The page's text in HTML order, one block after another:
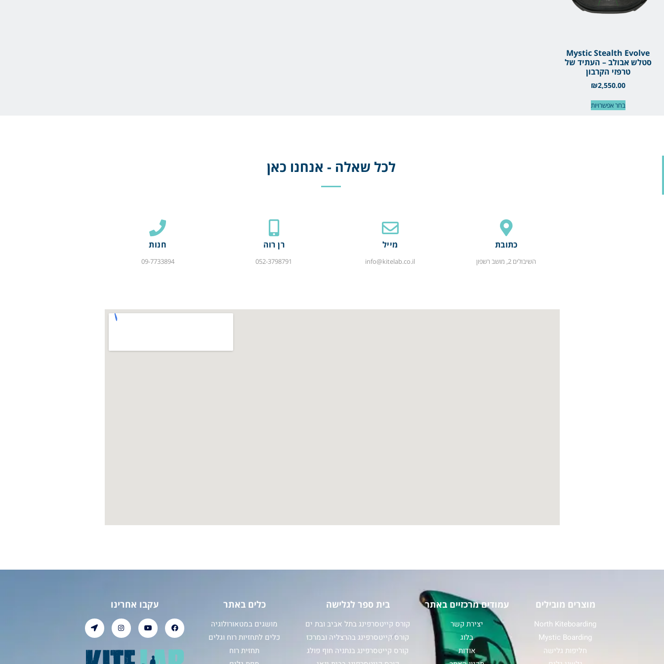
Mystic Stealth Evolve
סטלש אבולב – העתיד של
טרפזי הקרבון
₪2,550.00
בחר אפשרויות
לכל שאלה - אנחנו כאן
כתובת
השיבולים 2, מושב רשפון
מייל
info@kitelab.co.il
רן רוה
052-3798791
חנות
09-7733894
מוצרים מובילים
North Kiteboarding
Mystic Boarding
חליפות גלישה
עמודים מרכזיים באתר
יצירת קשר
בלוג
אודות
בית ספר לגלישה
קורס קייטסרפינג בתל אביב ובת ים
קורס קייטסרפינג בהרצליה ובמרכז
קורס קייטסרפינג בנתניה חוף פולג
כלים באתר
מושגים במטאורולוגיה
כלים לתחזיות רוח וגלים
תחזית רוח
עקבו אחרינו